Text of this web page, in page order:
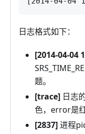
日志格式如下：
[2014-04-04
题。
[trace] 日志
色，error是
[2837]进程